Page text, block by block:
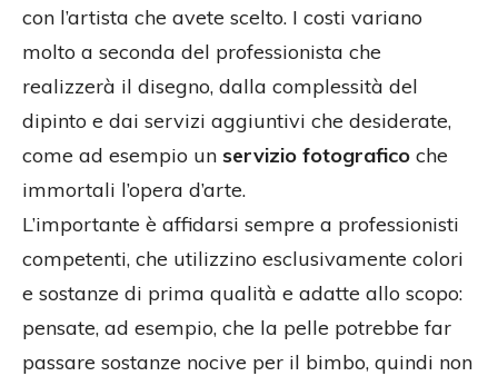
con l’artista che avete scelto. I costi variano
molto a seconda del professionista che
realizzerà il disegno, dalla complessità del
dipinto e dai servizi aggiuntivi che desiderate,
come ad esempio un servizio fotografico che
immortali l’opera d’arte.
L’importante è affidarsi sempre a professionisti
competenti, che utilizzino esclusivamente colori
e sostanze di prima qualità e adatte allo scopo:
pensate, ad esempio, che la pelle potrebbe far
passare sostanze nocive per il bimbo, quindi non